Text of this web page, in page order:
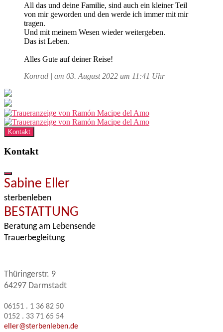
All das und deine Familie, sind auch ein kleiner Teil
von mir geworden und den werde ich immer mit mir
tragen.
Und mit meinem Wesen wieder weitergeben.
Das ist Leben.
Alles Gute auf deiner Reise!
Konrad | am 03. August 2022 um 11:41 Uhr
Kontakt
Kontakt
Sabine Eller
sterbenleben
BESTATTUNG
Beratung am Lebensende
Trauerbegleitung
Thüringerstr. 9
64297 Darmstadt
06151 . 1 36 82 50
0152 . 33 71 65 54
eller@sterbenleben.de